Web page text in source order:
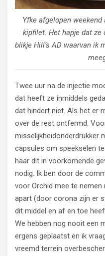
Yfke afgelopen
kipfilet. Het hapje dat ze
blikje Hill’s AD waarvan ik
Twee uur na de injectie
dat heeft ze inmiddels
dat hindert niet. Als het er
over de rest ontfermd.
misselijkheidonderdrukker
capsules om speekselen
haar dit in voorkomende
nodig. Ik ben door de
voor Orchid mee te
apart (door corona zijn er
dit middel en af en toe
We hebben nog nooit een
ergens geplaatst en ik
vreemd terrein